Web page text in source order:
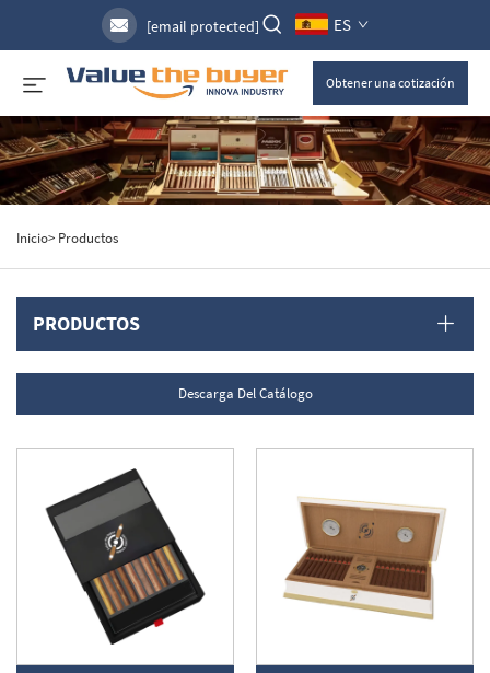
[email protected] ES
Obtener una cotización
Inicio> Productos
PRODUCTOS
Descarga Del Catálogo